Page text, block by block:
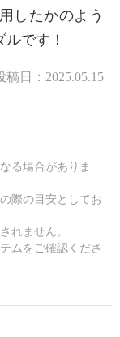
したかのよう
です！
稿日： 2025.05.15
る場合がありま
際の目安としてお
れません。
ムをご確認くださ